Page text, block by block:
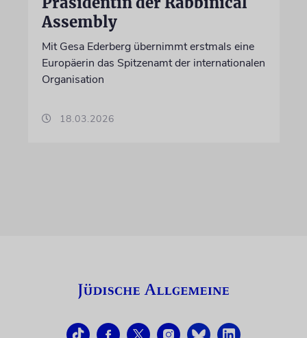
Assembly
Mit Gesa Ederberg übernimmt erstmals eine
Europäerin das Spitzenamt der internationalen
Organisation
18.03.2026